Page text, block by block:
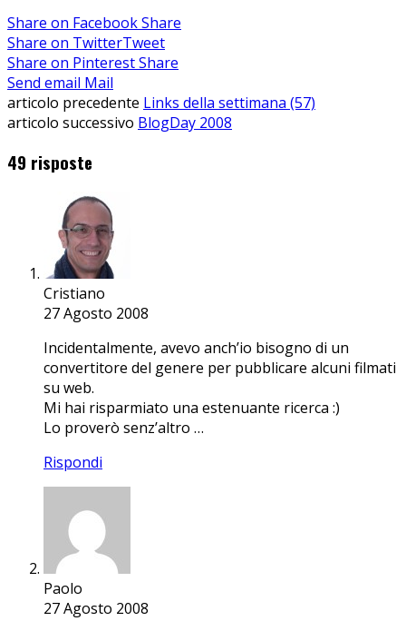
Share on FacebookShare
Share on TwitterTweet
Share on PinterestShare
Send email Mail
articolo precedente Links della settimana (57)
articolo successivo BlogDay 2008
49 risposte
Cristiano
27 Agosto 2008
Incidentalmente, avevo anch’io bisogno di un
convertitore del genere per pubblicare alcuni filmati
su web.
Mi hai risparmiato una estenuante ricerca :)
Lo proverò senz’altro …
Rispondi
Paolo
27 Agosto 2008